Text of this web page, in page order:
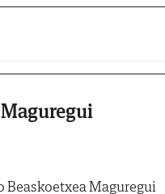
Beaskoetxea Maguregui